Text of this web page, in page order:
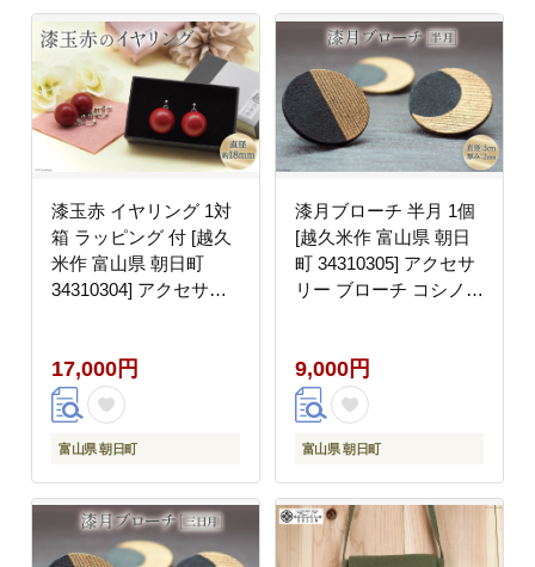
漆玉赤 イヤリング 1対
箱 ラッピング 付 [越久
米作 富山県 朝日町
34310304] アクセサリ
ゃれ メール便
17,000円
富山県 朝日町
漆月ブローチ 半月 1個
[越久米作 富山県 朝日
町 34310305] アクセサ
リー ブローチ コシノク
ール便
9,000円
富山県 朝日町